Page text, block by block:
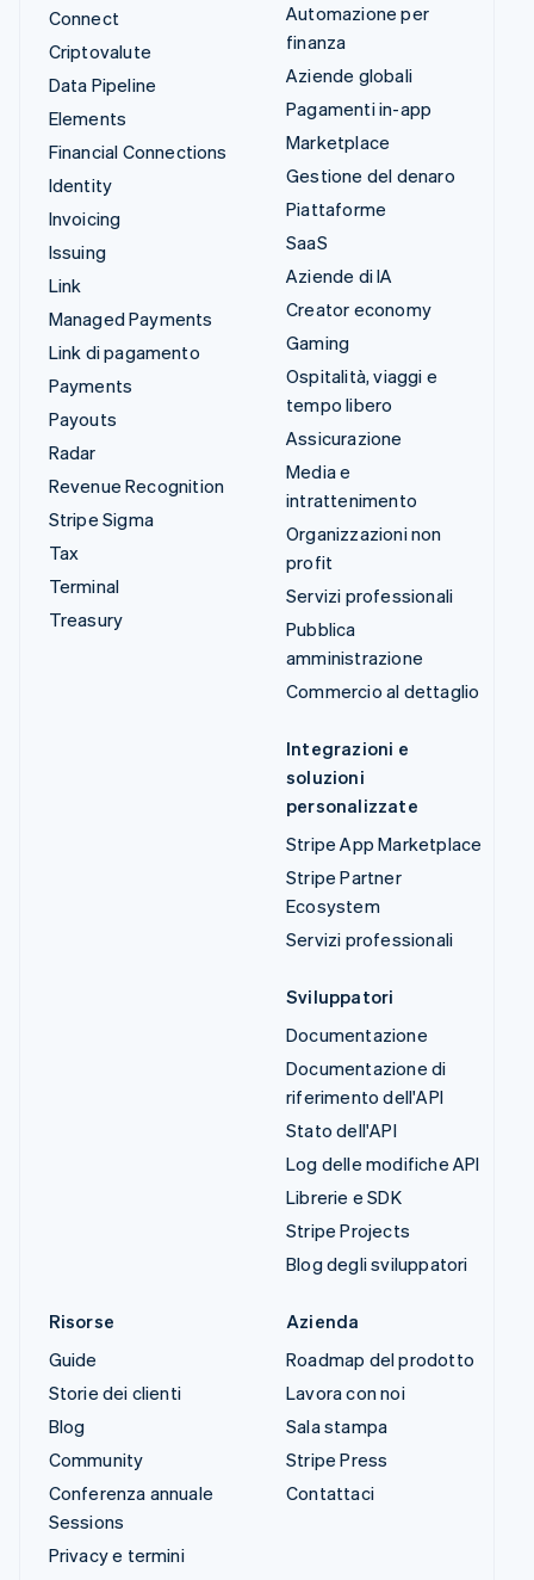
Connect
Criptovalute
Data Pipeline
Elements
Financial Connections
Identity
Invoicing
Issuing
Link
Managed Payments
Link di pagamento
Payments
Payouts
Radar
Revenue Recognition
Stripe Sigma
Tax
Terminal
Treasury
Automazione per
finanza
Aziende globali
Pagamenti in-app
Marketplace
Gestione del denaro
Piattaforme
SaaS
Aziende di IA
Creator economy
Gaming
Ospitalità, viaggi e
tempo libero
Assicurazione
Media e
intrattenimento
Organizzazioni non
profit
Servizi professionali
Pubblica
amministrazione
Commercio al dettaglio
Integrazioni e
soluzioni
personalizzate
Stripe App Marketplace
Stripe Partner
Ecosystem
Servizi professionali
Sviluppatori
Documentazione
Documentazione di
riferimento dell'API
Stato dell'API
Log delle modifiche API
Librerie e SDK
Stripe Projects
Blog degli sviluppatori
Risorse
Guide
Storie dei clienti
Blog
Community
Conferenza annuale
Sessions
Privacy e termini
Azienda
Roadmap del prodotto
Lavora con noi
Sala stampa
Stripe Press
Contattaci